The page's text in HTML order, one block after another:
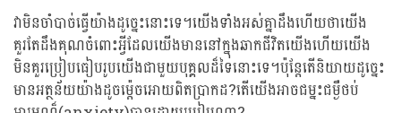
វាមិនចាំបាច់ធ្វើយ៉ាងដូច្នេះនោះទេ។យើងទាំងអស់គ្នាដឹងហើយថាយើង
គួរតែដឹងគុណចំពោះអ្វីដែលយើងមាននៅក្នុងឆាកជីវិតយើងហើយយើង
មិនគួរប្រៀបធៀបរូបយើងជាមួយបុគ្គលដ៏ទៃនោះទេ។ប៉ុន្តែតើនិយាយដូច្នេះ
មានអត្ថន័យយ៉ាងដូចម៉្តេចអោយពិតប្រាកដ?តើយើងអាចជម្នះជម្ងឺថប់